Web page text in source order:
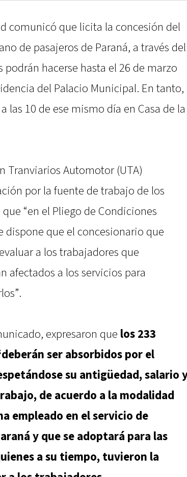
comunicó que licita la concesión del
de pasajeros de Paraná, a través del
podrán hacerse hasta el 26 de marzo
del Palacio Municipal. En tanto,
las 10 de ese mismo día en Casa de la
Tranviarios Automotor (UTA)
por la fuente de trabajo de los
“en el Pliego de Condiciones
dispone que el concesionario que
a los trabajadores que
afectados a los servicios para
expresaron que los 233
ser absorbidos por el
su antigüedad, salario
de acuerdo a la modalidad
empleado en el servicio de
y que se adoptará para las
a su tiempo, tuvieron la